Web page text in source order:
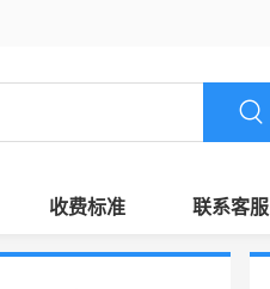
收费标准 联系客服